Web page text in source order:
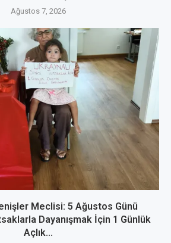
Ağustos 7, 2026
Meclisi: 5 Ağustos Günü
Dayanışmak İçin 1 Günlük
Açlık...